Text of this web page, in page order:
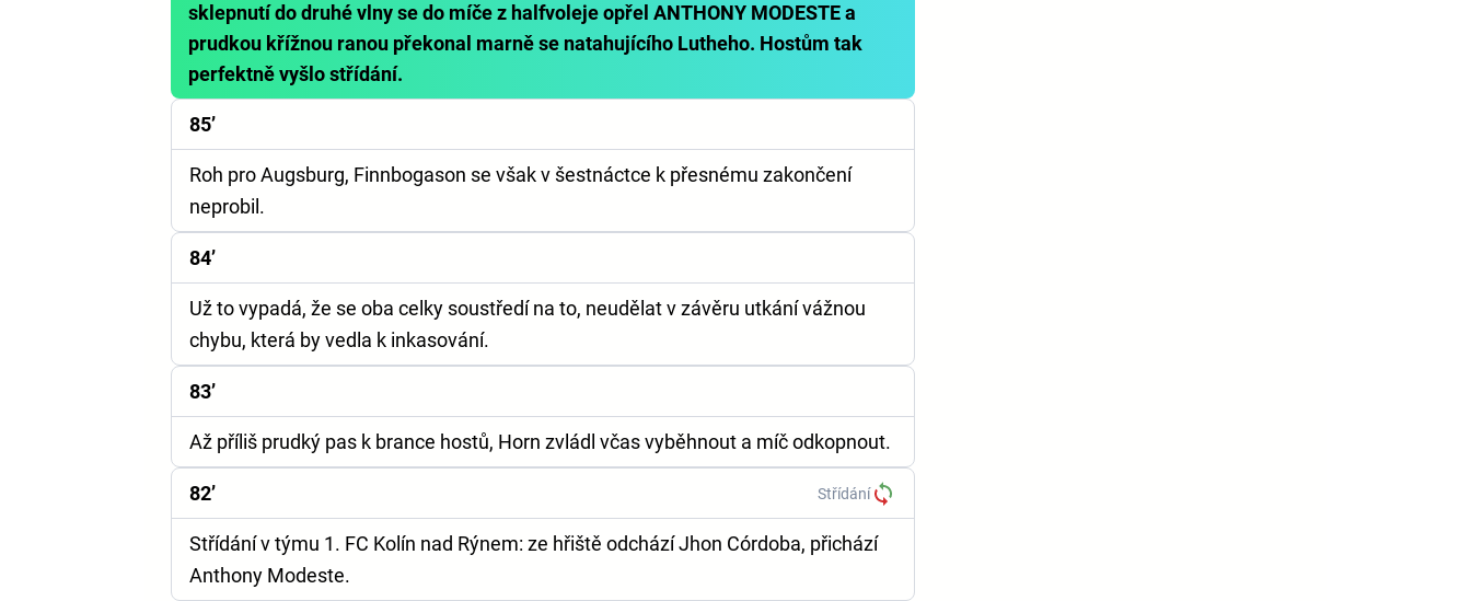
sklepnutí do druhé vlny se do míče z halfvoleje opřel ANTHONY MODESTE a
prudkou křížnou ranou překonal marně se natahujícího Lutheho. Hostům tak
perfektně vyšlo střídání.
85’
Roh pro Augsburg, Finnbogason se však v šestnáctce k přesnému zakončení
neprobil.
84’
Už to vypadá, že se oba celky soustředí na to, neudělat v závěru utkání vážnou
chybu, která by vedla k inkasování.
83’
Až příliš prudký pas k brance hostů, Horn zvládl včas vyběhnout a míč odkopnout.
82’ Střídání
Střídání v týmu 1. FC Kolín nad Rýnem: ze hřiště odchází Jhon Córdoba, přichází
Anthony Modeste.